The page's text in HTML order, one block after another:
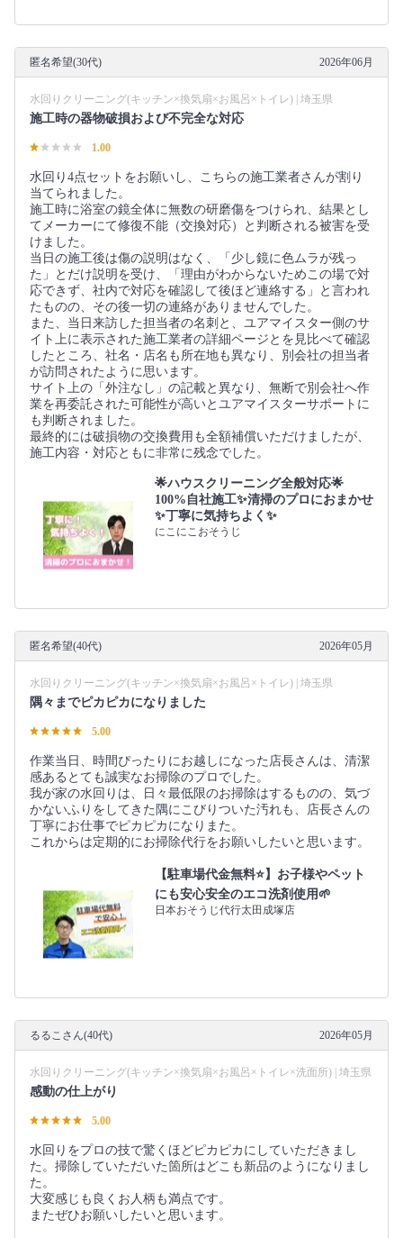
匿名希望(30代) 2026年06月
水回りクリーニング(キッチン×換気扇×お風呂×トイレ) | 埼玉県
施工時の器物破損および不完全な対応
1.00
水回り4点セットをお願いし、こちらの施工業者さんが割り
当てられました。
施工時に浴室の鏡全体に無数の研磨傷をつけられ、結果とし
てメーカーにて修復不能（交換対応）と判断される被害を受
けました。
当日の施工後は傷の説明はなく、「少し鏡に色ムラが残っ
た」とだけ説明を受け、「理由がわからないためこの場で対
応できず、社内で対応を確認して後ほど連絡する」と言われ
たものの、その後一切の連絡がありませんでした。
また、当日来訪した担当者の名刺と、ユアマイスター側のサ
イト上に表示された施工業者の詳細ページとを見比べて確認
したところ、社名・店名も所在地も異なり、別会社の担当者
が訪問されたように思います。
サイト上の「外注なし」の記載と異なり、無断で別会社へ作
業を再委託された可能性が高いとユアマイスターサポートに
も判断されました。
最終的には破損物の交換費用も全額補償いただけましたが、
施工内容・対応ともに非常に残念でした。
🌟ハウスクリーニング全般対応🌟
100%自社施工✨清掃のプロにおまかせ
✨丁寧に気持ちよく✨
にこにこおそうじ
匿名希望(40代) 2026年05月
水回りクリーニング(キッチン×換気扇×お風呂×トイレ) | 埼玉県
隅々までピカピカになりました
5.00
作業当日、時間ぴったりにお越しになった店長さんは、清潔
感あるとても誠実なお掃除のプロでした。
我が家の水回りは、日々最低限のお掃除はするものの、気づ
かないふりをしてきた隅にこびりついた汚れも、店長さんの
丁寧にお仕事でピカピカになりまた。
これからは定期的にお掃除代行をお願いしたいと思います。
【駐車場代金無料⭐️】お子様やペット
にも安心安全のエコ洗剤使用🌱
日本おそうじ代行太田成塚店
るるこさん(40代) 2026年05月
水回りクリーニング(キッチン×換気扇×お風呂×トイレ×洗面所) | 埼玉県
感動の仕上がり
5.00
水回りをプロの技で驚くほどピカピカにしていただきまし
た。掃除していただいた箇所はどこも新品のようになりまし
た。
大変感じも良くお人柄も満点です。
またぜひお願いしたいと思います。